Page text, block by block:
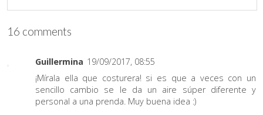
16 comments
Guillermina 19/09/2017, 08:55
¡Mírala ella que costurera! si es que a veces con un
sencillo cambio se le da un aire súper diferente y
personal a una prenda. Muy buena idea :)